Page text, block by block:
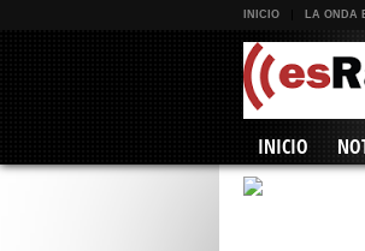
INICIO LA ONDA
INICIO